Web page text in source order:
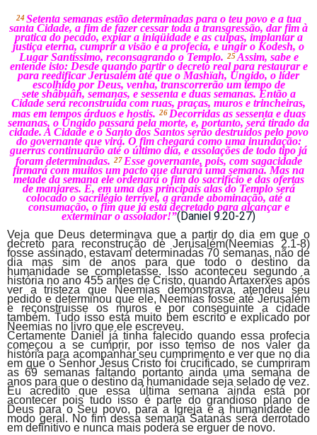
24 Setenta semanas estão determinadas para o teu povo e a tua
santa Cidade, a fim de fazer cessar toda a transgressão, dar fim à
pratica do pecado, expiar a iniqüidade e as culpas, implantar a
justiça eterna, cumprir a visão e a profecia, e ungir o Kodesh, o
Lugar Santíssimo, reconsagrando o Templo. 25Assim, sabe e
entende isto: Desde quando partir o decreto real para restaurar e
para reedificar Jerusalém até que o Mashïah, Ungido, o líder
escolhido por Deus, venha, transcorrerão um tempo de
sete shâbuâh, semanas, e sessenta e duas semanas. Então a
Cidade será reconstruída com ruas, praças, muros e trincheiras,
mas em tempos árduos e hostis. 26 Decorridas as sessenta e duas
semanas, o Ungido passará pela morte, e, portanto, será tirado da
cidade. A Cidade e o Santo dos Santos serão destruídos pelo povo
do governante que virá. O fim chegará como uma inundação:
guerras continuarão até o último dia, e assolações de todo tipo já
foram determinadas. 27 Esse governante, pois, com sagacidade
firmará com muitos um pacto que durará uma semana. Mas na
metade da semana ele ordenará o fim do sacrifício e das ofertas
de manjares. E, em uma das principais alas do Templo será
colocado o sacrilégio terrível, a grande abominação, até a
consumação, o fim que já está decretado para alcançar e
exterminar o assolador!”(Daniel 9.20-27)
Veja que Deus determinava que a partir do dia em que o
decreto para reconstrução de Jerusalém(Neemias 2.1-8)
fosse assinado, estavam determinadas 70 semanas, não de
dia mas sim de anos para que todo o destino da
humanidade se completasse. Isso aconteceu segundo a
história no ano 455 antes de Cristo, quando Artaxerxes após
ver a tristeza que Neemias demonstrava, atendeu seu
pedido e determinou que ele, Neemias fosse até Jerusalém
e reconstruisse os muros e por conseguinte a cidade
também. Tudo isso está muito bem escrito e explicado por
Neemias no livro que ele escreveu.
Certamente Daniel já tinha falecido quando essa profecia
começou a se cumprir, por isso temso de nos valer da
história para acompanhar seu cumprimento e ver que no dia
em que o Senhor Jesus Cristo foi crucificado, se cumpriram
as 69 semanas faltando portanto ainda uma semana de
anos para que o destino da humanidade seja selado de vez.
Eu acredito que essa última semana ainda está por
acontecer pois tudo isso é parte do grandioso plano de
Deus para o Seu povo, para a Igreja e a humanidade de
modo geral. No fim dessa semana Satanás será derrotado
em definitivo e nunca mais poderá se erguer de novo.